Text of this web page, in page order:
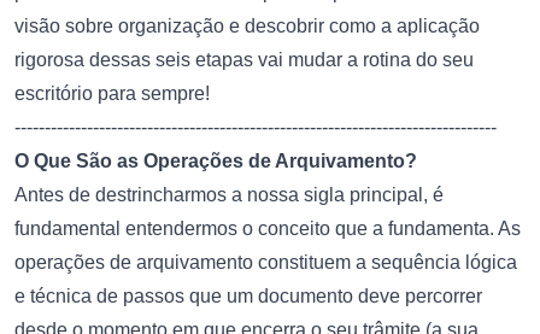
visão sobre organização e descobrir como a aplicação
rigorosa dessas seis etapas vai mudar a rotina do seu
escritório para sempre!
--------------------------------------------------------------------------------
O Que São as Operações de Arquivamento?
Antes de destrincharmos a nossa sigla principal, é
fundamental entendermos o conceito que a fundamenta. As
operações de arquivamento constituem a sequência lógica
e técnica de passos que um documento deve percorrer